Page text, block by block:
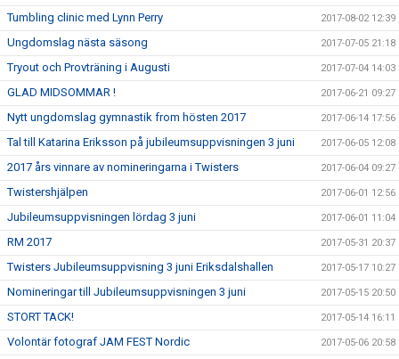
Tumbling clinic med Lynn Perry 2017-08-02 12:39
Ungdomslag nästa säsong 2017-07-05 21:18
Tryout och Provträning i Augusti 2017-07-04 14:03
GLAD MIDSOMMAR ! 2017-06-21 09:27
Nytt ungdomslag gymnastik from hösten 2017 2017-06-14 17:56
Tal till Katarina Eriksson på jubileumsuppvisningen 3 juni 2017-06-05 12:08
2017 års vinnare av nomineringarna i Twisters 2017-06-04 09:27
Twistershjälpen 2017-06-01 12:56
Jubileumsuppvisningen lördag 3 juni 2017-06-01 11:04
RM 2017 2017-05-31 20:37
Twisters Jubileumsuppvisning 3 juni Eriksdalshallen 2017-05-17 10:27
Nomineringar till Jubileumsuppvisningen 3 juni 2017-05-15 20:50
STORT TACK! 2017-05-14 16:11
Volontär fotograf JAM FEST Nordic 2017-05-06 20:58